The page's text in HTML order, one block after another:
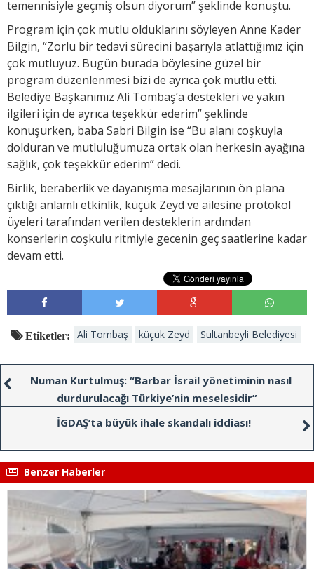
temennisiyle geçmiş olsun diyorum” şeklinde konuştu.
Program için çok mutlu olduklarını söyleyen Anne Kader
Bilgin, “Zorlu bir tedavi sürecini başarıyla atlattığımız için
çok mutluyuz. Bugün burada böylesine güzel bir
program düzenlenmesi bizi de ayrıca çok mutlu etti.
Belediye Başkanımız Ali Tombaş’a destekleri ve yakın
ilgileri için de ayrıca teşekkür ederim” şeklinde
konuşurken, baba Sabri Bilgin ise “Bu alanı coşkuyla
dolduran ve mutluluğumuza ortak olan herkesin ayağına
sağlık, çok teşekkür ederim” dedi.
Birlik, beraberlik ve dayanışma mesajlarının ön plana
çıktığı anlamlı etkinlik, küçük Zeyd ve ailesine protokol
üyeleri tarafından verilen desteklerin ardından
konserlerin coşkulu ritmiyle gecenin geç saatlerine kadar
devam etti.
Etiketler: Ali Tombaş küçük Zeyd Sultanbeyli Belediyesi
Numan Kurtulmuş: “Barbar İsrail yönetiminin nasıl
durdurulacağı Türkiye’nin meselesidir”
İGDAŞ’ta büyük ihale skandalı iddiası!
Benzer Haberler